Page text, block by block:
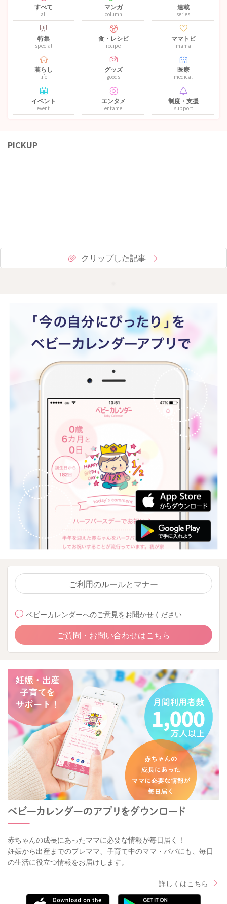
すべて
all
マンガ
column
連載
series
特集
special
食・レシピ
recipe
ママトピ
mama
暮らし
life
グッズ
goods
医療
medical
イベント
event
エンタメ
entame
制度・支援
support
PICKUP
クリップした記事
ご利用のルールとマナー
ベビーカレンダーへのご意見をお聞かせください
ご質問・お問い合わせはこちら
赤ちゃんの成長にあったママに必要な情報が毎日届く！
妊娠から出産までのプレママ、子育て中のママ・パパにも、毎日
の生活に役立つ情報をお届けします。
詳しくはこちら